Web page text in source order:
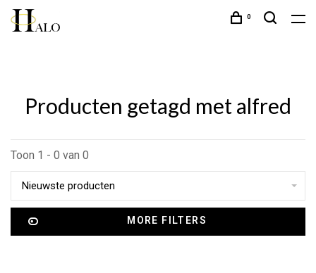
0
Producten getagd met alfred
Toon 1 - 0 van 0
Nieuwste producten
MORE FILTERS